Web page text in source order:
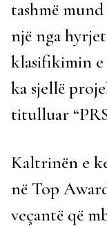
tashmë
një nga
klasifikimin e
ka sjellë
titulluar
Kaltrinën e
në Top
veçantë që